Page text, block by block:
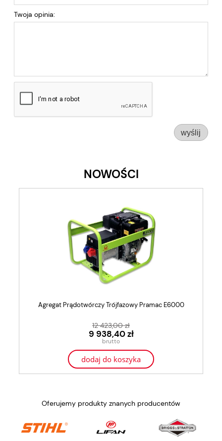
Twoja opinia:
wyślij
NOWOŚCI
Agregat Prądotwórczy Trójfazowy Pramac E6000
12 423,00 zł
9 938,40 zł
dodaj do koszyka
Oferujemy produkty znanych producentów